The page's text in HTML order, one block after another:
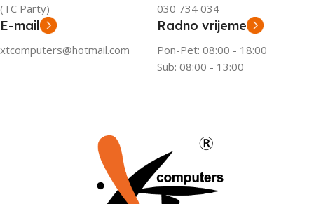
(TC Party)
030 734 034
E-mail
xtcomputers@hotmail.com
Radno vrijeme
Pon-Pet: 08:00 - 18:00
Sub: 08:00 - 13:00